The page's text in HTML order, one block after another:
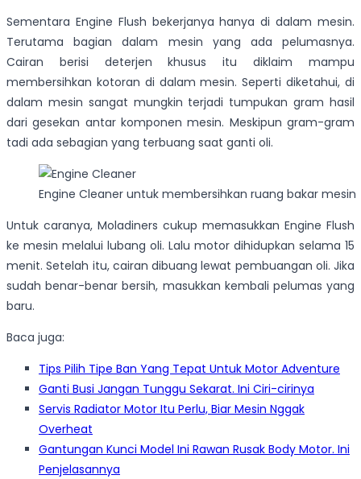
Sementara Engine Flush bekerjanya hanya di dalam mesin.
Terutama bagian dalam mesin yang ada pelumasnya.
Cairan berisi deterjen khusus itu diklaim mampu
membersihkan kotoran di dalam mesin. Seperti diketahui, di
dalam mesin sangat mungkin terjadi tumpukan gram hasil
dari gesekan antar komponen mesin. Meskipun gram-gram
tadi ada sebagian yang terbuang saat ganti oli.
Engine Cleaner untuk membersihkan ruang bakar mesin
Untuk caranya, Moladiners cukup memasukkan Engine Flush
ke mesin melalui lubang oli. Lalu motor dihidupkan selama 15
menit. Setelah itu, cairan dibuang lewat pembuangan oli. Jika
sudah benar-benar bersih, masukkan kembali pelumas yang
baru.
Baca juga:
Tips Pilih Tipe Ban Yang Tepat Untuk Motor Adventure
Ganti Busi Jangan Tunggu Sekarat. Ini Ciri-cirinya
Servis Radiator Motor Itu Perlu, Biar Mesin Nggak
Overheat
Gantungan Kunci Model Ini Rawan Rusak Body Motor. Ini
Penjelasannya